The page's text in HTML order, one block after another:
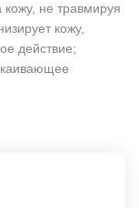
кожу, не травмируя
кожу,
действие;